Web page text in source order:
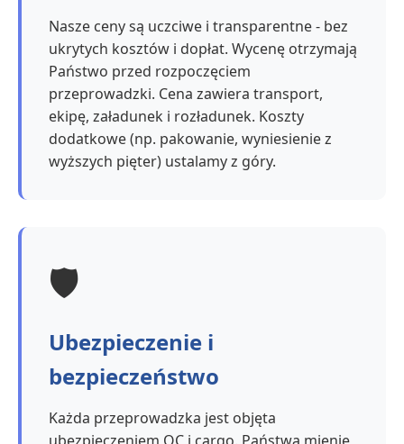
Nasze ceny są uczciwe i transparentne - bez
ukrytych kosztów i dopłat. Wycenę otrzymają
Państwo przed rozpoczęciem
przeprowadzki. Cena zawiera transport,
ekipę, załadunek i rozładunek. Koszty
dodatkowe (np. pakowanie, wyniesienie z
wyższych pięter) ustalamy z góry.
🛡️
Ubezpieczenie i
bezpieczeństwo
Każda przeprowadzka jest objęta